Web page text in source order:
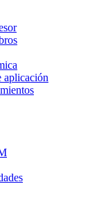
aplicación